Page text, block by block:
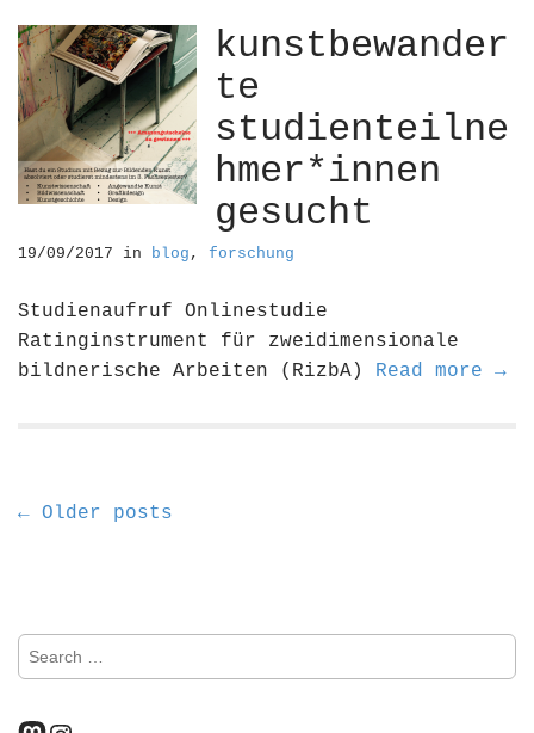
kunstbewander
te
studienteilne
hmer*innen
gesucht
19/09/2017 in blog , forschung
Studienaufruf Onlinestudie
Ratinginstrument für zweidimensionale
bildnerische Arbeiten (RizbA) Read more →
P
t
s
← Older posts
S